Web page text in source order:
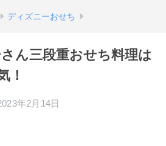
ディズニーおせち
ん三段重おせち料理は
！
年2月14日